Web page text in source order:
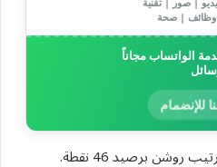
وظائف | صحة
الواتساب مجاناً
للإنضمام
روشن برصيد 46 نقطة.